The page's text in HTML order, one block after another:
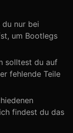
du nur bei
um Bootlegs
solltest du auf
fehlende Teile
findest du das